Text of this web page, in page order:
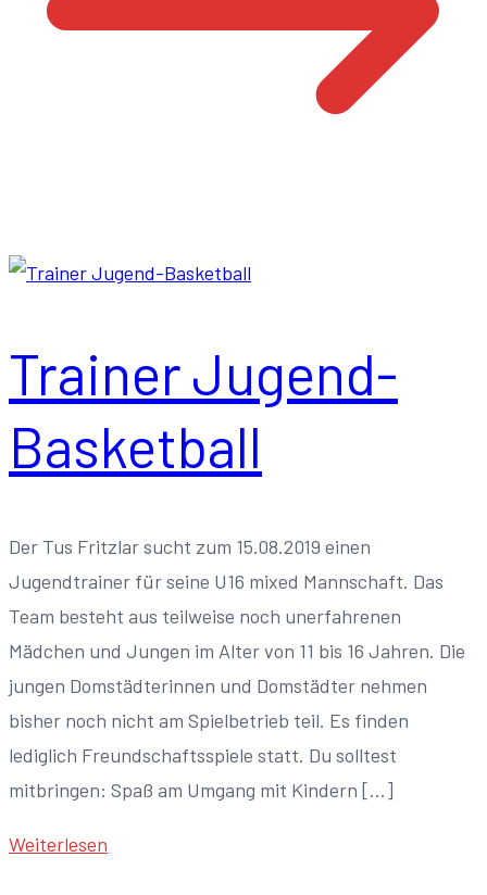
Trainer Jugend-
Basketball
Der Tus Fritzlar sucht zum 15.08.2019 einen
Jugendtrainer für seine U16 mixed Mannschaft. Das
Team besteht aus teilweise noch unerfahrenen
Mädchen und Jungen im Alter von 11 bis 16 Jahren. Die
jungen Domstädterinnen und Domstädter nehmen
bisher noch nicht am Spielbetrieb teil. Es finden
lediglich Freundschaftsspiele statt. Du solltest
mitbringen: Spaß am Umgang mit Kindern […]
Weiterlesen